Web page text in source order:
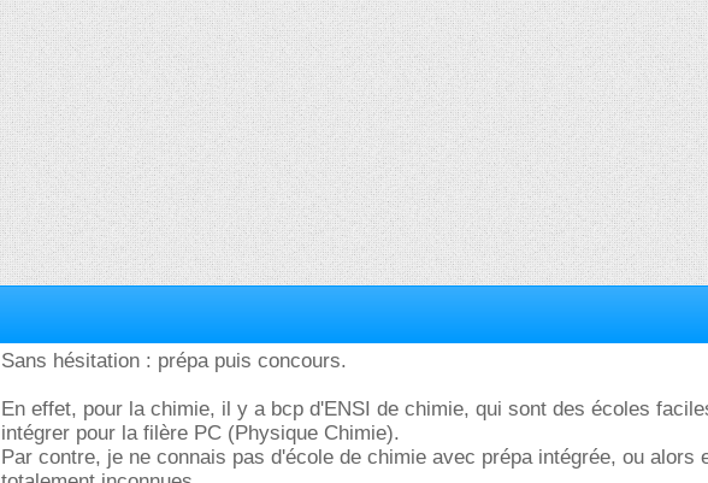
Sans hésitation : prépa puis concours.
En effet, pour la chimie, il y a bcp d'ENSI de chimie, qui sont des écoles
intégrer pour la filère PC (Physique Chimie).
Par contre, je ne connais pas d'école de chimie avec prépa intégrée, ou alors